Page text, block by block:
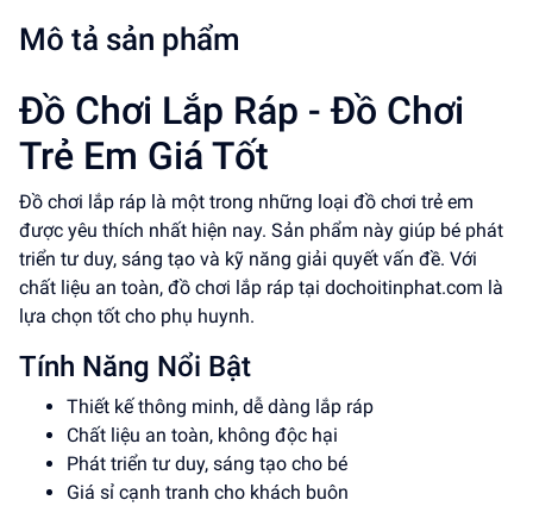
Mô tả sản phẩm
Đồ Chơi Lắp Ráp - Đồ Chơi
Trẻ Em Giá Tốt
Đồ chơi lắp ráp là một trong những loại đồ chơi trẻ em
được yêu thích nhất hiện nay. Sản phẩm này giúp bé phát
triển tư duy, sáng tạo và kỹ năng giải quyết vấn đề. Với
chất liệu an toàn, đồ chơi lắp ráp tại dochoitinphat.com là
lựa chọn tốt cho phụ huynh.
Tính Năng Nổi Bật
Thiết kế thông minh, dễ dàng lắp ráp
Chất liệu an toàn, không độc hại
Phát triển tư duy, sáng tạo cho bé
Giá sỉ cạnh tranh cho khách buôn